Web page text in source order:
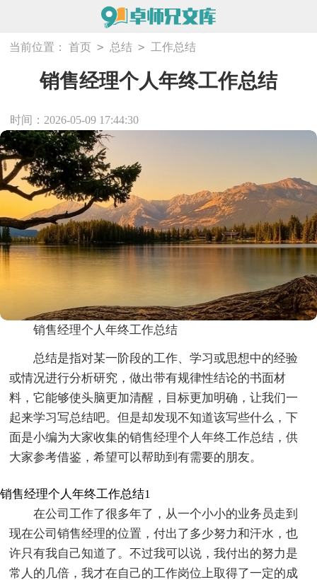
当前位置： 首页 > 总结 > 工作总结
销售经理个人年终工作总结
时间：2026-05-09 17:44:30
销售经理个人年终工作总结
总结是指对某一阶段的工作、学习或思想中的经验
或情况进行分析研究，做出带有规律性结论的书面材
料，它能够使头脑更加清醒，目标更加明确，让我们一
起来学习写总结吧。但是却发现不知道该写些什么，下
面是小编为大家收集的销售经理个人年终工作总结，供
大家参考借鉴，希望可以帮助到有需要的朋友。
销售经理个人年终工作总结1
在公司工作了很多年了，从一个小小的业务员走到
现在公司销售经理的位置，付出了多少努力和汗水，也
许只有我自己知道了。不过我可以说，我付出的努力是
常人的几倍，我才在自己的工作岗位上取得了一定的成